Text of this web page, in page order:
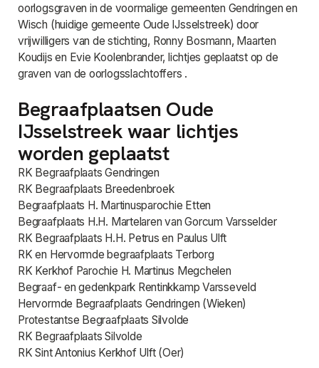
oorlogsgraven in de voormalige gemeenten Gendringen en
Wisch (huidige gemeente Oude IJsselstreek) door
vrijwilligers van de stichting, Ronny Bosmann, Maarten
Koudijs en Evie Koolenbrander, lichtjes geplaatst op de
graven van de oorlogsslachtoffers .
Begraafplaatsen Oude
IJsselstreek waar lichtjes
worden geplaatst
RK Begraafplaats Gendringen
RK Begraafplaats Breedenbroek
Begraafplaats H. Martinusparochie Etten
Begraafplaats H.H. Martelaren van Gorcum Varsselder
RK Begraafplaats H.H. Petrus en Paulus Ulft
RK en Hervormde begraafplaats Terborg
RK Kerkhof Parochie H. Martinus Megchelen
Begraaf- en gedenkpark Rentinkkamp Varsseveld
Hervormde Begraafplaats Gendringen (Wieken)
Protestantse Begraafplaats Silvolde
RK Begraafplaats Silvolde
RK Sint Antonius Kerkhof Ulft (Oer)